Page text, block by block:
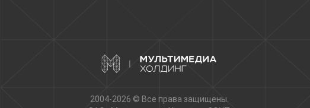
2004-2026 © Все права защищены.